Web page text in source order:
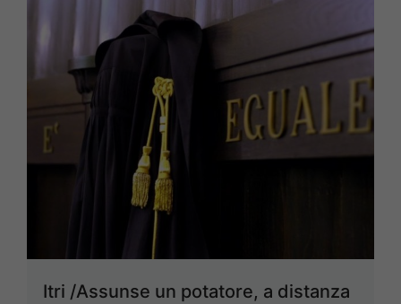
Itri /Assunse un potatore, a distanza